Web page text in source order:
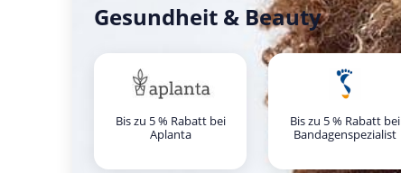
Gesundheit & Beauty
Bis zu 5 % Rabatt bei
Aplanta
Bis zu 5 % Rabatt bei
Bandagenspezialist